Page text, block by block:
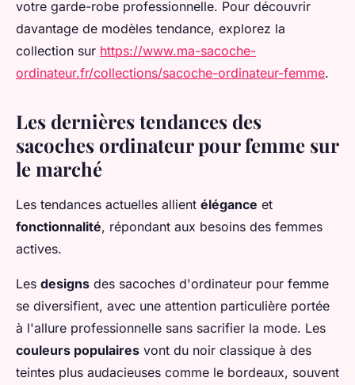
votre garde-robe professionnelle. Pour découvrir
davantage de modèles tendance, explorez la
collection sur https://www.ma-sacoche-
ordinateur.fr/collections/sacoche-ordinateur-femme.
Les dernières tendances des
sacoches ordinateur pour femme sur
le marché
Les tendances actuelles allient élégance et
fonctionnalité, répondant aux besoins des femmes
actives.
Les designs des sacoches d'ordinateur pour femme
se diversifient, avec une attention particulière portée
à l'allure professionnelle sans sacrifier la mode. Les
couleurs populaires vont du noir classique à des
teintes plus audacieuses comme le bordeaux, souvent